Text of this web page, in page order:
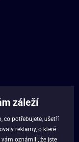
záleží
co potřebujete, ušetří
reklamy, o které
vám oznámili, že jste